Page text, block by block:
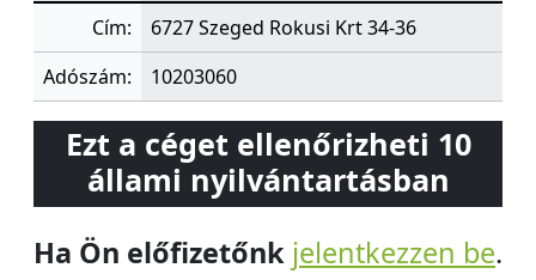
Cím:
6727 Szeged Rokusi Krt 34-36
Adószám:
10203060
Ezt a céget ellenőrizheti 10
állami nyilvántartásban
Ha Ön előfizetőnk jelentkezzen be.